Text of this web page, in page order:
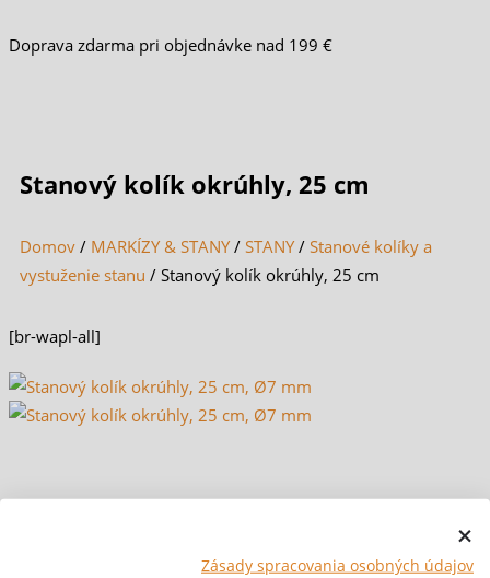
Doprava zdarma pri objednávke nad 199 €
Stanový kolík okrúhly, 25 cm
Domov / MARKÍZY & STANY/ STANY/ Stanové kolíky a
vystuženie stanu / Stanový kolík okrúhly, 25 cm
[br-wapl-all]
Zásady spracovania osobných údajov